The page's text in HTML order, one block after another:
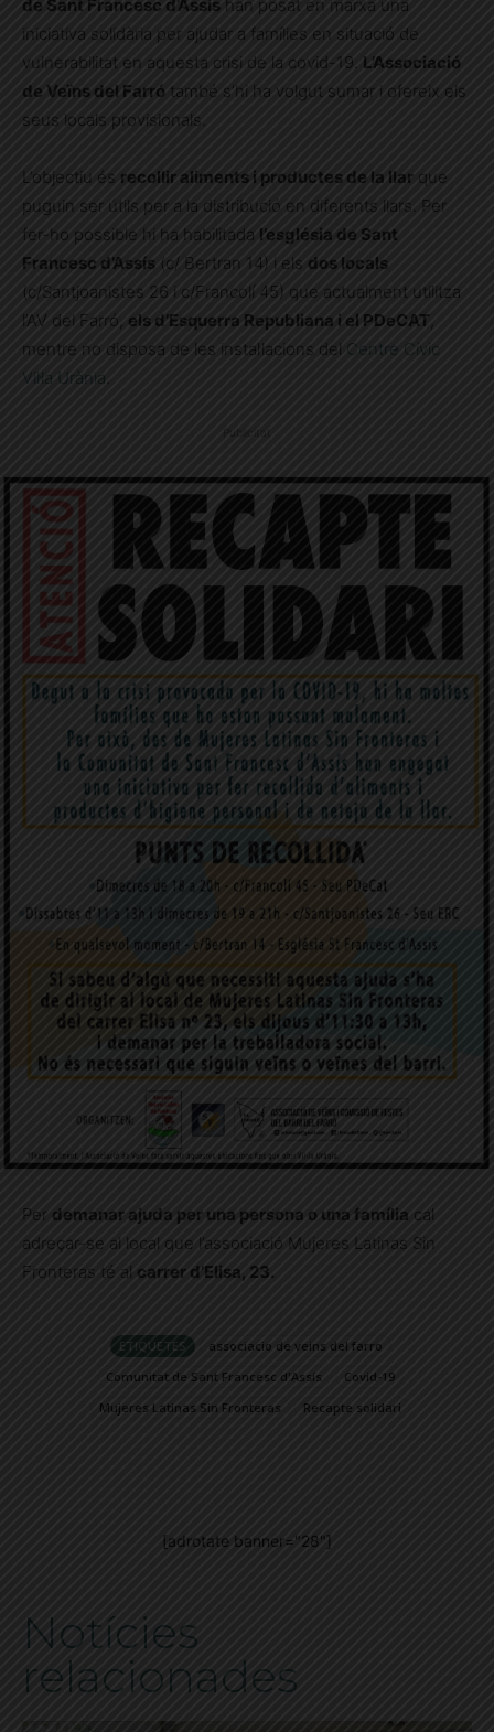
de Sant Francesc d’Assís han posat en marxa una
iniciativa solidària per ajudar a famílies en situació de
vulnerabilitat en aquesta crisi de la covid-19. L’Associació
de Veïns del Farró també s’hi ha volgut sumar i ofereix els
seus locals provisionals.
L’objectiu és recollir aliments i productes de la llar que
puguin ser útils per a la distribució en diferents llars. Per
fer-ho possible hi ha habilitada l’església de Sant
Francesc d’Assís (c/ Bertran 14) i els dos locals
(c/Santjoanistes 26 i c/Francolí 45) que actualment utilitza
l’AV del Farró, els d’Esquerra Republiana i el PDeCAT
mentre no disposa de les instal·lacions del Centre Cívic
Vil·la Urània
Publicitat
Per demanar ajuda per una persona o una família cal
adreçar-se al local que l’associació Mujeres Latinas Sin
Fronteras té al carrer d’Elisa, 23.
ETIQUETES
associacio de veins del farro
Comunitat de Sant Francesc d'Assís
Covid-19
Mujeres Latinas Sin Fronteras
Recapte solidari
[adrotate banner="28"]
Notícies
relacionades